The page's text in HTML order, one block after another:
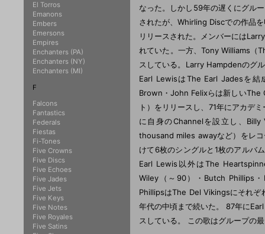
なった。しかし59年の遅くにグル
されたが、Whirling Discでの作品
リリースされた。メンバーには
れていた。一方、Tony Williams
スしている。Larry Hampdenのグ
Earl LewisはThe Earl Jadesを
Brown・John Felixらは新しい
ト）をリリースし、71年にアカデ
に自身のChannelを設立し、
thousand miles awayなど）をレコ
けて6枚のシングルと1枚のアルバ
Earl Lewis以外はThe
Wiley（～90）・Butch Phillips
PhillipsはThe Del Vikingsにそれぞ
年代の中頃まで続いた。 87年に
スしている。 この歌はグループの
El Torros
Emanons
Embers
Emersons
Empires
Enchanters (PA)
Enchanters (NY)
Enchanters (MI)
F
Falcons
Fantastics
Federals
Fiestas
Fi-Tones
Five Crowns
Five Discs
Five Echoes
Five Jades
Five Jets
Five Keys
Five Notes
Five Royales
Five Satins